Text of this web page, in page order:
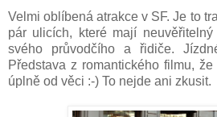
Velmi oblíbená atrakce v SF. Je to
pár ulicích, které mají
svého průvodčího a řidiče.
Představa z romantického filmu,
úplně od věci :-) To nejde ani zkusit.